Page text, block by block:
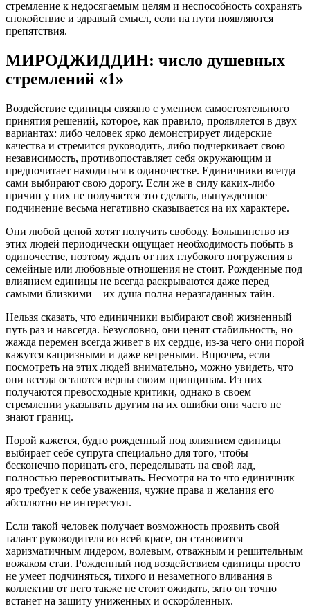
стремление к недосягаемым целям и неспособность сохранять
спокойствие и здравый смысл, если на пути появляются
препятствия.
МИРОДЖИДДИН: число душевных
стремлений «1»
Воздействие единицы связано с умением самостоятельного
принятия решений, которое, как правило, проявляется в двух
вариантах: либо человек ярко демонстрирует лидерские
качества и стремится руководить, либо подчеркивает свою
независимость, противопоставляет себя окружающим и
предпочитает находиться в одиночестве. Единичники всегда
сами выбирают свою дорогу. Если же в силу каких-либо
причин у них не получается это сделать, вынужденное
подчинение весьма негативно сказывается на их характере.
Они любой ценой хотят получить свободу. Большинство из
этих людей периодически ощущает необходимость побыть в
одиночестве, поэтому ждать от них глубокого погружения в
семейные или любовные отношения не стоит. Рожденные под
влиянием единицы не всегда раскрываются даже перед
самыми близкими – их душа полна неразгаданных тайн.
Нельзя сказать, что единичники выбирают свой жизненный
путь раз и навсегда. Безусловно, они ценят стабильность, но
жажда перемен всегда живет в их сердце, из-за чего они порой
кажутся капризными и даже ветреными. Впрочем, если
посмотреть на этих людей внимательно, можно увидеть, что
они всегда остаются верны своим принципам. Из них
получаются превосходные критики, однако в своем
стремлении указывать другим на их ошибки они часто не
знают границ.
Порой кажется, будто рожденный под влиянием единицы
выбирает себе супруга специально для того, чтобы
бесконечно порицать его, переделывать на свой лад,
полностью перевоспитывать. Несмотря на то что единичник
яро требует к себе уважения, чужие права и желания его
абсолютно не интересуют.
Если такой человек получает возможность проявить свой
талант руководителя во всей красе, он становится
харизматичным лидером, волевым, отважным и решительным
вожаком стаи. Рожденный под воздействием единицы просто
не умеет подчиняться, тихого и незаметного вливания в
коллектив от него также не стоит ожидать, зато он точно
встанет на защиту униженных и оскорбленных.